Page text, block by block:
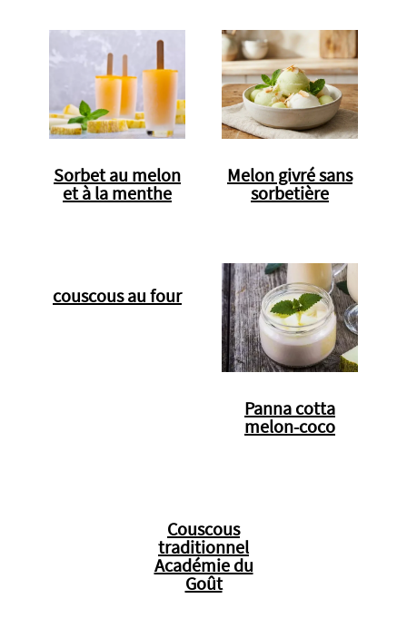
Sorbet au melon
et à la menthe
Melon givré sans
sorbetière
couscous au four
Panna cotta
melon-coco
Couscous
traditionnel
Académie du
Goût